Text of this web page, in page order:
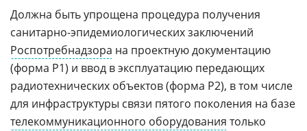
Должна быть упрощена процедура получения
санитарно-эпидемиологических заключений
Роспотребнадзора на проектную документацию
(форма Р1) и ввод в эксплуатацию передающих
радиотехнических объектов (форма Р2), в том числе
для инфраструктуры связи пятого поколения на базе
телекоммуникационного оборудования только